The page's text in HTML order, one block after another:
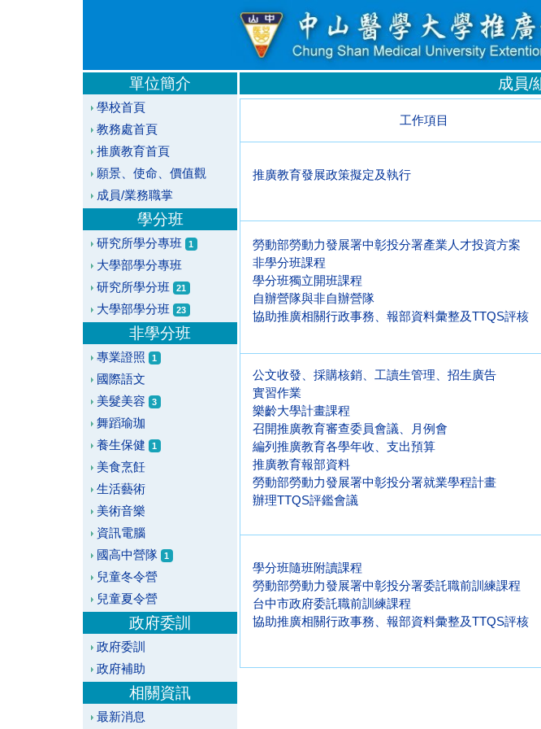
單位簡介
學校首頁
教務處首頁
推廣教育首頁
願景、使命、價值觀
成員/業務職掌
學分班
研究所學分專班 1
大學部學分專班
研究所學分班
21
大學部學分班 23
非學分班
專業證照 1
國際語文
美髮美容
3
舞蹈瑜珈
養生保健
1
美食烹飪
生活藝術
美術音樂
資訊電腦
國高中營隊
1
兒童冬令營
兒童夏令營
政府委訓
政府委訓
政府補助
相關資訊
最新消息
成員/
工作項目
推廣教育發展政策擬定及執行
勞動部勞動力發展署中彰投分署產業人才投資方案
非學分班課程
學分班獨立開班課程
自辦營隊與非自辦營隊
協助推廣相關行政事務、報部資料彙整及TTQS評核
公文收發、採購核銷、工讀生管理、招生廣告
實習作業
樂齡大學計畫課程
召開推廣教育審查委員會議、月例會
編列推廣教育各學年收、支出預算
推廣教育報部資料
勞動部勞動力發展署中彰投分署就業學程計畫
辦理TTQS評鑑會議
學分班隨班附讀課程
勞動部勞動力發展署中彰投分署委託職前訓練課程
台中市政府委託職前訓練課程
協助推廣相關行政事務、報部資料彙整及TTQS評核